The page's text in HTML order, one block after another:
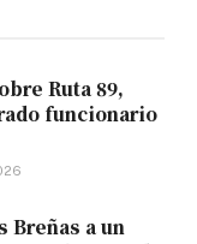
Ruta 89,
funcionario
Breñas a un